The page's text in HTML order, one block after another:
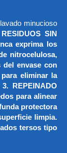
minucioso
SIN
exprima los
nitrocelulosa,
del envase con
eliminar la
REPEINADO
para alinear
protectora
limpia.
tersos tipo